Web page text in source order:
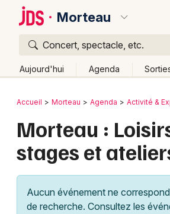
Morteau
Concert, spectacle, etc.
Aujourd'hui Agenda
Publier un événement
Grands événements
Activité & Expérience
Bordeaux
Colmar
Lille
Lyon
Retour
Accueil Morteau Agenda Activité &
Morteau :
stages et
Aucun événement ne
de recherche. Consultez les
Quoi ?
Où ?
Partout
Près de moi Changer de
Quand ?
Aujourd'hui
Demain Ce week-end